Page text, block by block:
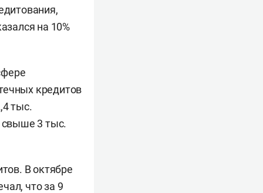
на 10%
кредитов
тыс.
свыше 3 тыс.
В октябре
что за 9